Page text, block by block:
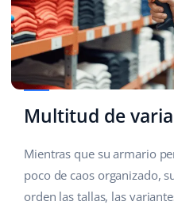
Multitud de
Mientras que su armario
poco de caos organizado,
orden las tallas, las